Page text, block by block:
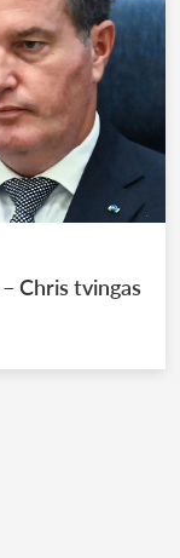
Chris tvingas